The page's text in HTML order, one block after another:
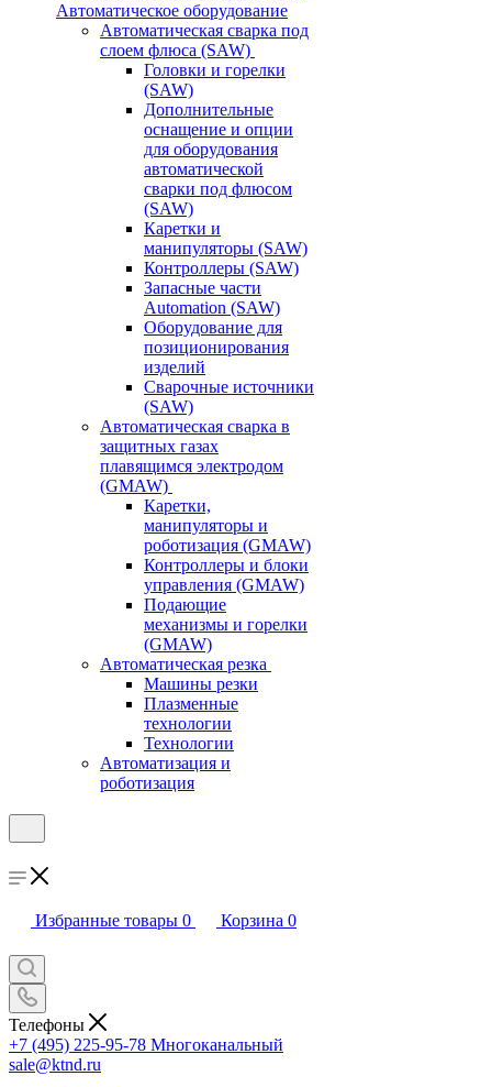
Автоматическое оборудование
Автоматическая сварка под
слоем флюса (SAW)
Головки и горелки
(SAW)
Дополнительные
оснащение и опции
для оборудования
автоматической
сварки под флюсом
(SAW)
Каретки и
манипуляторы (SAW)
Контроллеры (SAW)
Запасные части
Automation (SAW)
Оборудование для
позиционирования
изделий
Сварочные источники
(SAW)
Автоматическая сварка в
защитных газах
плавящимся электродом
(GMAW)
Каретки,
манипуляторы и
роботизация (GMAW)
Контроллеры и блоки
управления (GMAW)
Подающие
механизмы и горелки
(GMAW)
Автоматическая резка
Машины резки
Плазменные
технологии
Технологии
Автоматизация и
роботизация
Избранные товары 0 Корзина 0
Телефоны
+7 (495) 225-95-78 Многоканальный
sale@ktnd.ru